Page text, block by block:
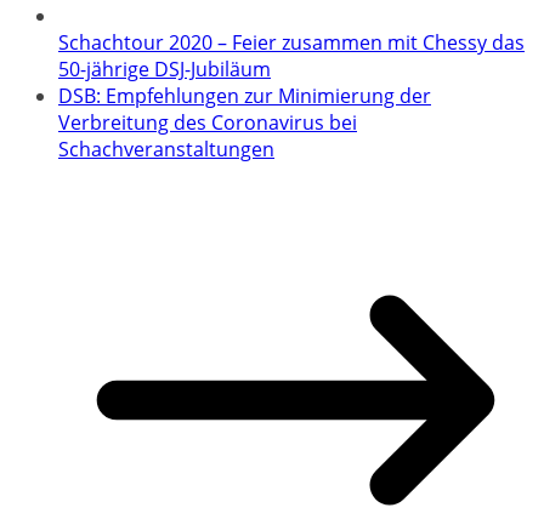
Schachtour 2020 – Feier zusammen mit Chessy das
50-jährige DSJ-Jubiläum
DSB: Empfehlungen zur Minimierung der
Verbreitung des Coronavirus bei
Schachveranstaltungen